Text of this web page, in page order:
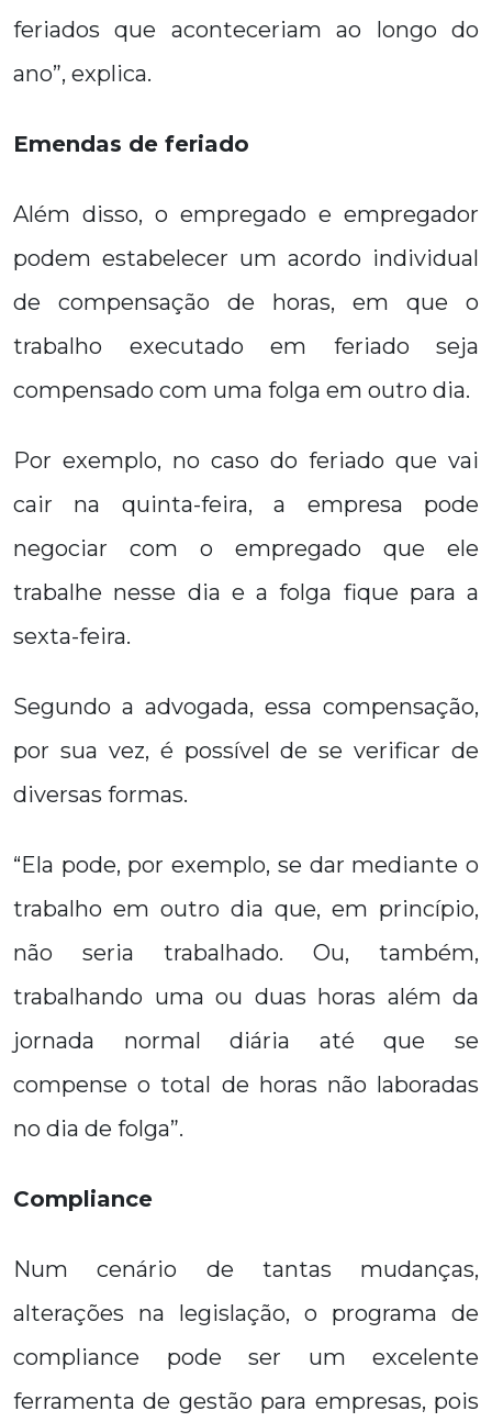
feriados que aconteceriam ao longo do
ano”, explica.
Emendas de feriado
Além disso, o empregado e empregador
podem estabelecer um acordo individual
de compensação de horas, em que o
trabalho executado em feriado seja
compensado com uma folga em outro dia.
Por exemplo, no caso do feriado que vai
cair na quinta-feira, a empresa pode
negociar com o empregado que ele
trabalhe nesse dia e a folga fique para a
sexta-feira.
Segundo a advogada, essa compensação,
por sua vez, é possível de se verificar de
diversas formas.
“Ela pode, por exemplo, se dar mediante o
trabalho em outro dia que, em princípio,
não seria trabalhado. Ou, também,
trabalhando uma ou duas horas além da
jornada normal diária até que se
compense o total de horas não laboradas
no dia de folga”.
Compliance
Num cenário de tantas mudanças,
alterações na legislação, o programa de
compliance pode ser um excelente
ferramenta de gestão para empresas, pois